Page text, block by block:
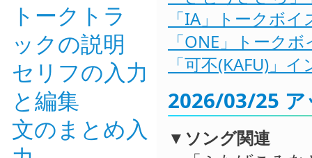
トークトラ
ックの説明
セリフの入力
と編集
文のまとめ入
「IA」トークボ
「ONE」トーク
「可不(KAFU)」
2026/03/25 ア
▼ソング関連